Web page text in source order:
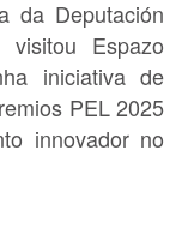
da Deputación
Espazo
iniciativa de
PEL 2025
innovador no